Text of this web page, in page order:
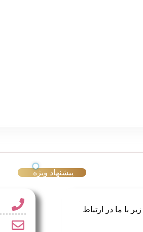
پیشنهاد ویژه
با ما در ارتباط